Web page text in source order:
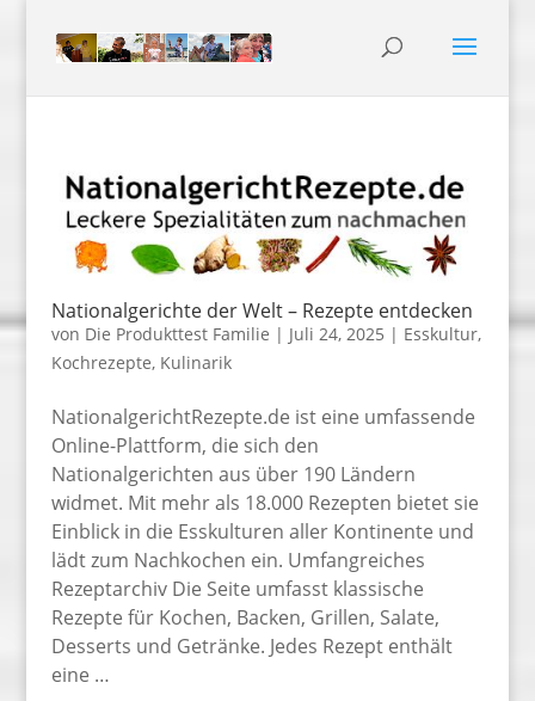
Nationalgerichte der Welt – Rezepte entdecken
von Die Produkttest Familie | Juli 24, 2025 | Esskultur,
Kochrezepte, Kulinarik
NationalgerichtRezepte.de ist eine umfassende
Online-Plattform, die sich den
Nationalgerichten aus über 190 Ländern
widmet. Mit mehr als 18.000 Rezepten bietet sie
Einblick in die Esskulturen aller Kontinente und
lädt zum Nachkochen ein. Umfangreiches
Rezeptarchiv Die Seite umfasst klassische
Rezepte für Kochen, Backen, Grillen, Salate,
Desserts und Getränke. Jedes Rezept enthält
eine …